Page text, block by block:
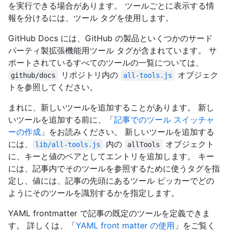
を実行できる場合があります。 ツールごとに表示する情
報を分けるには、ツール タグを使用します。
GitHub Docs には、GitHub の製品といくつかのサード
パーティ製拡張機能用ツール タグが含まれています。 サ
ポートされているすべてのツールの一覧については、
github/docs リポジトリ内の all-tools.js
オブジェク
トを参照してください。
まれに、新しいツールを追加することがあります。 新し
いツールを追加する前に、「記事でのツール スイッチャ
ーの作成 」をお読みください。 新しいツールを追加する
には、
lib/all-tools.js 内の allTools
オブジェクト
に、キーと値のペアとしてエントリを追加します。 キー
には、記事内でそのツールを参照するために使うタグを指
定し、値には、記事の先頭にあるツール ピッカーでどの
ようにそのツールを識別するかを指定します。
YAML frontmatter で記事の既定のツールを定義できま
す。 詳しくは、「YAML front matter の使用 」をご覧く